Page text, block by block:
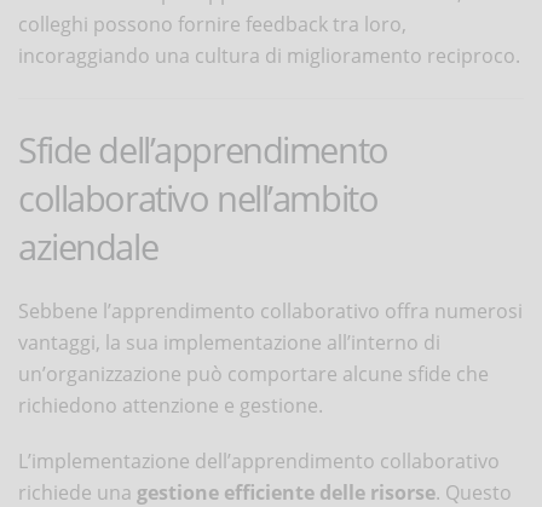
colleghi possono fornire feedback tra loro,
incoraggiando una cultura di miglioramento reciproco.
Sfide dell’apprendimento
collaborativo nell’ambito
aziendale
Sebbene l’apprendimento collaborativo offra numerosi
vantaggi, la sua implementazione all’interno di
un’organizzazione può comportare alcune sfide che
richiedono attenzione e gestione.
L’implementazione dell’apprendimento collaborativo
richiede una gestione efficiente delle risorse. Questo